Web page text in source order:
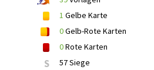
1 Gelbe Karte
0Gelb-Rote Karten
0Rote Karten
S 57 Siege